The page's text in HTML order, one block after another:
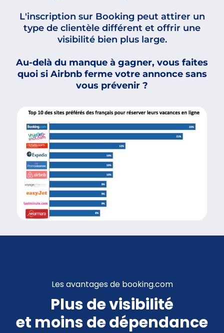
L'inscription sur Booking peut attirer un
type de clientèle différent et offrir une
visibilité bien plus large.
Au-delà du manque à gagner, vous faites
quoi si Airbnb ferme votre annonce sans
vous prévenir ?
Les avantages de booking.com
Plus de visibilité
et moins de dépendance